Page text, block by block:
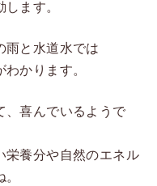
ます。
雨と水道水では
かります。
、喜んでいるようで
栄養分や自然のエネル